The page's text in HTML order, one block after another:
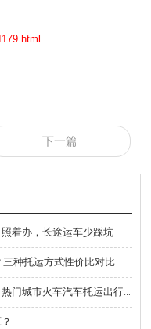
下一篇
着办，长途运车少踩坑
种托运方式性价比对比
中车物流：暑期 7-9 月长线自驾返程｜热门城市火车汽车托运出行全攻略